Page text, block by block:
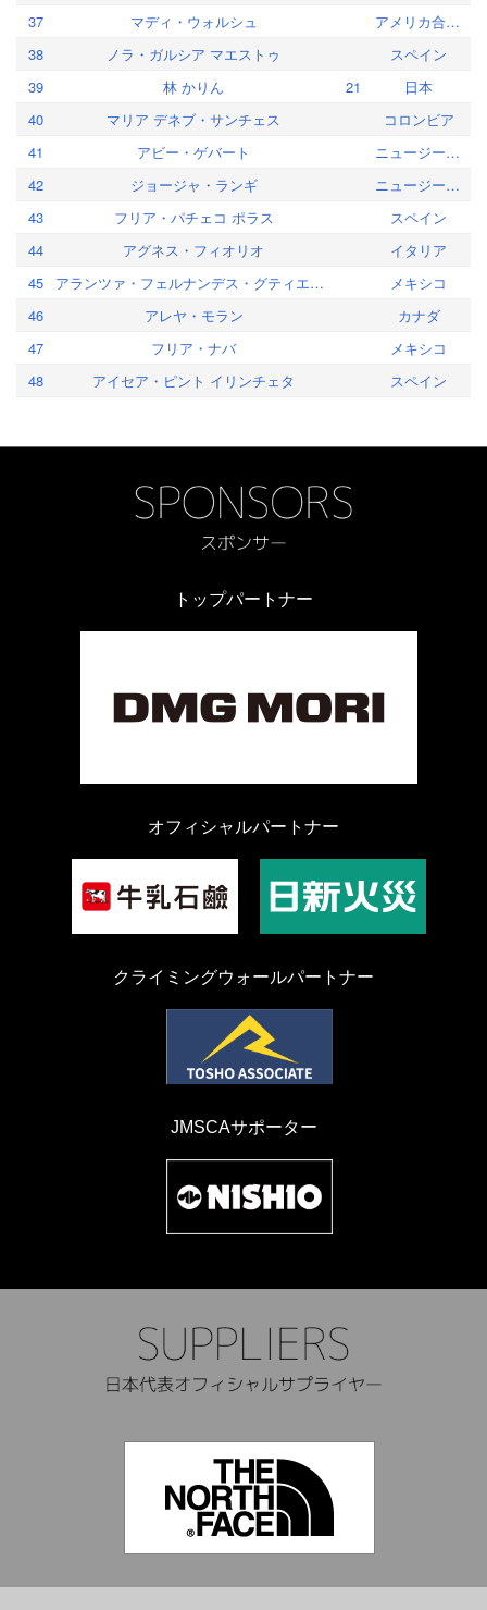
37
マディ・ウォルシュ
アメリカ合衆国
38
ノラ・ガルシア マエストゥ
スペイン
39
林 かりん 21
日本
40
マリア デネブ・サンチェス
コロンビア
41
アビー・ゲバート
ニュージーランド
42
ジョージャ・ランギ
ニュージーランド
43
フリア・パチェコ ポラス
スペイン
44
アグネス・フィオリオ
イタリア
45
アランツァ・フェルナンデス・グティエレス
メキシコ
46
アレヤ・モラン
カナダ
47
フリア・ナバ
メキシコ
48
アイセア・ピント イリンチェタ スペイン
トップパートナー
オフィシャルパートナー
クライミングウォールパートナー
JMSCAサポーター